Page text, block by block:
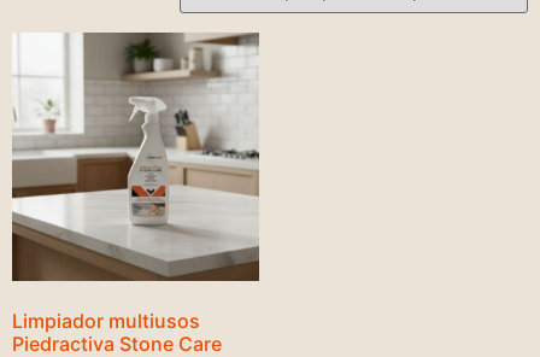
Limpiador multiusos
Piedractiva Stone Care